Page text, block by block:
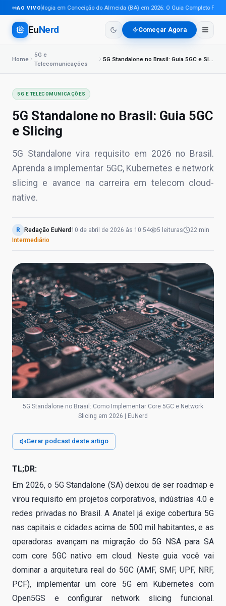
AO VIVO
Tecnologia em Conceição do Almeida (BA) em 2026: O Guia Completo Para
EuNerd Começar Agora
Home
5G e
Telecomunicações
5G Standalone no Brasil: Guia 5GC e Slicing
5G E TELECOMUNICAÇÕES
5G Standalone no Brasil: Guia 5GC
e Slicing
5G Standalone vira requisito em 2026 no Brasil.
Aprenda a implementar 5GC, Kubernetes e network
slicing e avance na carreira em telecom cloud-
native.
R Redação EuNerd 10 de abril de 2026 às 10:54 5 leituras
22 min
Intermediário
5G Standalone no Brasil: Como Implementar Core 5GC e Network
Slicing em 2026 | EuNerd
Gerar podcast deste artigo
TL;DR:
Em 2026, o 5G Standalone (SA) deixou de ser roadmap e
virou requisito em projetos corporativos, indústrias 4.0 e
redes privadas no Brasil. A Anatel já exige cobertura 5G
nas capitais e cidades acima de 500 mil habitantes, e as
operadoras avançam na migração do 5G NSA para SA
com core 5GC nativo em cloud. Neste guia você vai
dominar a arquitetura real do 5GC (AMF, SMF, UPF, NRF,
PCF), implementar um core 5G em Kubernetes com
Open5GS e configurar network slicing funcional.